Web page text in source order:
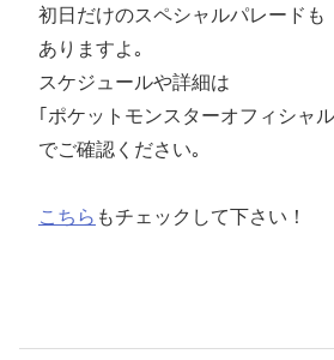
初日だけのスペシャルパレードも
ありますよ｡
スケジュールや詳細は
｢ポケットモンスターオフィシャ
でご確認ください｡
こちら もチェックして下さい！